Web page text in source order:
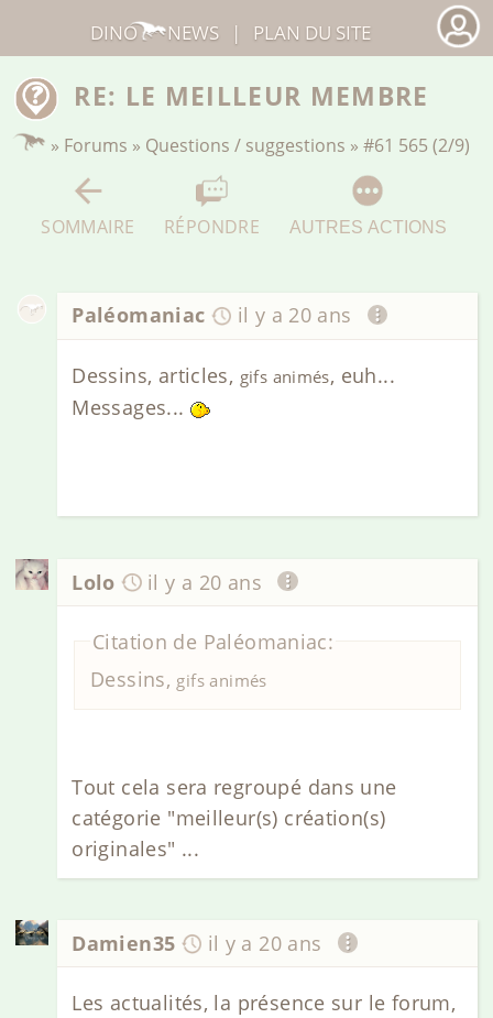
RE: LE MEILLEUR MEMBRE
» Forums » Questions / suggestions »#61 565 (2/9)
SOMMAIRE RÉPONDRE AUTRES ACTIONS
Paléomaniac il y a 20 ans
Dessins, articles, gifs animés, euh...
Messages...
Lolo il y a 20 ans
Citation de Paléomaniac:
Dessins, gifs animés
Tout cela sera regroupé dans une
catégorie "meilleur(s) création(s)
originales" ...
Damien35 il y a 20 ans
Les actualités, la présence sur le forum,
DINO NEWS | PLAN DU SITE